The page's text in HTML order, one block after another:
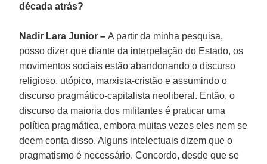
década atrás?
Nadir LaraJunior–A partir da minha pesquisa,
posso dizer que diante da interpelação do Estado, os
movimentos sociais estão abandonando o discurso
religioso, utópico, marxista-cristão e assumindo o
discurso pragmático-capitalista neoliberal. Então, o
discurso da maioria dos militantes é praticar uma
política pragmática, embora muitas vezes eles nem se
deem conta disso. Alguns intelectuais dizem que o
pragmatismo é necessário. Concordo, desde que se